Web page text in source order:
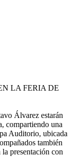
LA FERIA DE
Álvarez estarán
compartiendo una
Auditorio, ubicada
también
presentación con